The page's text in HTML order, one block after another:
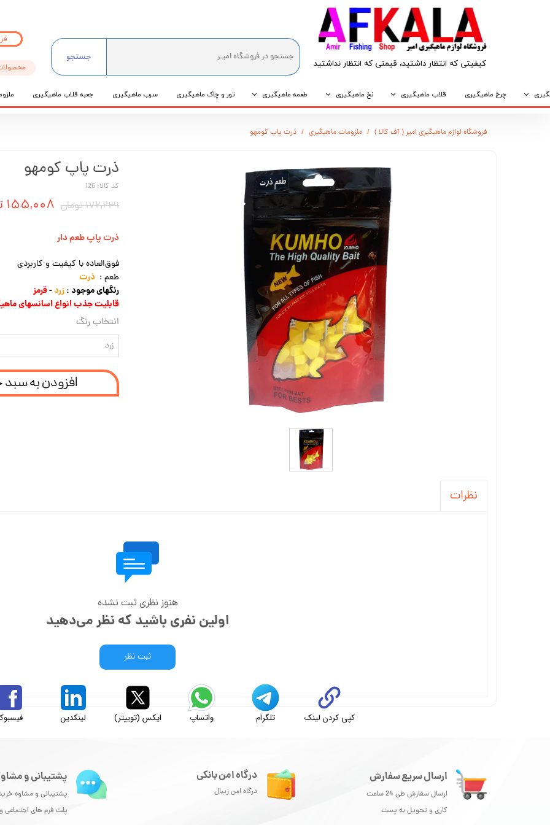
کیفیتی که انتظار داشتید، قیمتی که انتظار نداشتید​​​​​​​
جستجو
چرخ ماهیگیری قلاب ماهیگیری نخ ماهیگیری طعمه ماهیگیری تور و چاک ماهیگیری سرب ماهیگیری جعبه قلاب ماهیگیری
فروشگاه لوازم ماهیگیری امیر ( آف کالا ) ملزومات ماهیگیری ذرت پاپ کومهو
ذرت پاپ کومهو
کد کالا: 126
۱۷۲,۲۳۱ تومان ۱۵۵,۰۰۸ تومان
ذرت پاپ طعم دار
فوق‌العاده با کیفیت و کاربردی
طعم : ذرت
رنگهای موجود :زرد-قرمز
قابلیت جذب انواع اسانسهای
انتخاب رنگ
زرد
افزودن به
نظرات
هنوز نظری ثبت نشده
اولین نفری باشید که نظر می‌دهید
ثبت نظر
کپی کردن لینک تلگرام واتساپ ایکس (توییتر) لینکدین
ارسال سریع سفارش
ارسال سفارش طی 24 ساعت
کاری و تحویل به پست
درگاه امن بانکی
درگاه امن زیبال
پشتیبانی و
پشتیبانی و مشاوه
پلت فرم های